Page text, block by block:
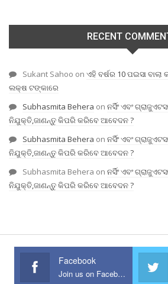
RECENT
Sukant Sahoo on ଏହି ବର୍ଷର 10 ପଇସା
ଲକ୍ଷ ଟଙ୍କାରେ
Subhasmita Behera on ନର୍ସିଂ ଏବଂ
ନିଯୁକ୍ତି,ଜାଣନ୍ତୁ କିପରି କରିବେ ଆବେଦନ ?
Subhasmita Behera on ନର୍ସିଂ ଏବଂ
ନିଯୁକ୍ତି,ଜାଣନ୍ତୁ କିପରି କରିବେ ଆବେଦନ ?
Subhasmita Behera on ନର୍ସିଂ ଏବଂ
ନିଯୁକ୍ତି,ଜାଣନ୍ତୁ କିପରି କରିବେ ଆବେଦନ ?
Facebook
Join us on Facebook